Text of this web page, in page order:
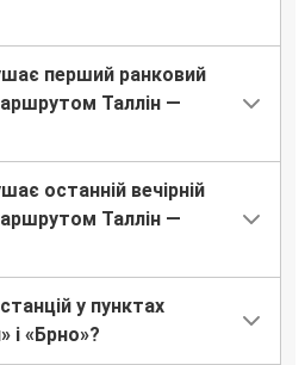
перший ранковий
Таллін —
останній вечірній
Таллін —
у пунктах
і «Брно»?